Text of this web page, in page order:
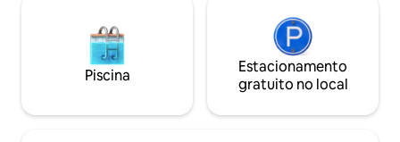
Piscina
Estacionamento
gratuito no local